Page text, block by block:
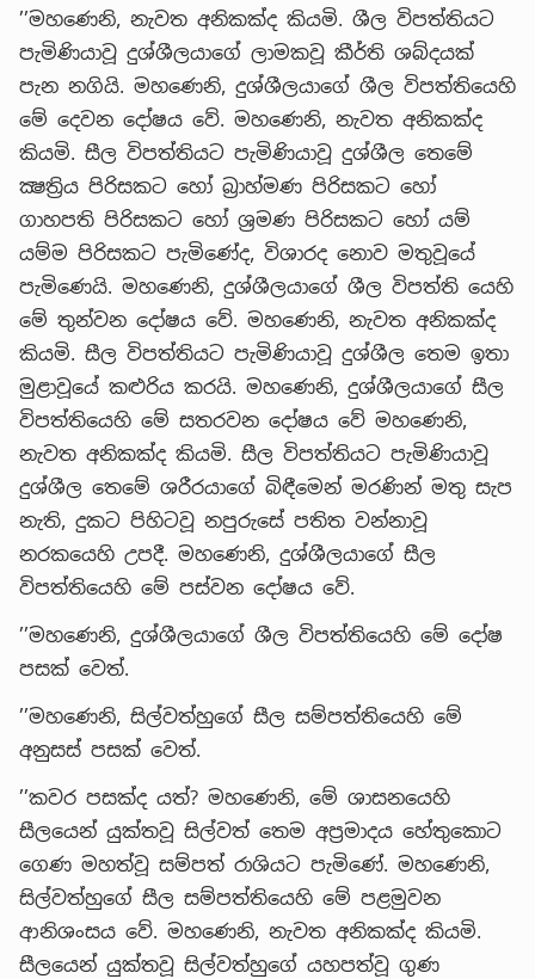
’’මහණෙනි, නැවත අනිකක්ද කියමි. ශීල විපත්තියට
පැමිණියාවූ දුශ්ශීලයාගේ ලාමකවූ කීර්ති ශබ්දයක්
පැන නගියි. මහණෙනි, දුශ්ශීලයාගේ ශීල විපත්තියෙහි
මේ දෙවන දෝෂය වේ. මහණෙනි, නැවත අනිකක්ද
කියමි. සීල විපත්තියට පැමිණියාවූ දුශ්ශීල තෙමේ
ක්‍ෂත්‍රිය පිරිසකට හෝ බ්‍රාහ්මණ පිරිසකට හෝ
ගාහපති පිරිසකට හෝ ශ්‍රමණ පිරිසකට හෝ යම්
යම්ම පිරිසකට පැමිණේද, විශාරද නොව මතුවූයේ
පැමිණෙයි. මහණෙනි, දුශ්ශීලයාගේ ශීල විපත්ති යෙහි
මේ තුන්වන දෝෂය වේ. මහණෙනි, නැවත අනිකක්ද
කියමි. සීල විපත්තියට පැමිණියාවූ දුශ්ශීල තෙම ඉතා
මුළාවූයේ කළුරිය කරයි. මහණෙනි, දුශ්ශීලයාගේ සීල
විපත්තියෙහි මේ සතරවන දෝෂය වේ මහණෙනි,
නැවත අනිකක්ද කියමි. සීල විපත්තියට පැමිණියාවූ
දුශ්ශීල තෙමේ ශරීරයාගේ බිඳීමෙන් මරණින් මතු සැප
නැති, දුකට පිහිටවූ නපුරුසේ පතිත වන්නාවූ
නරකයෙහි උපදී. මහණෙනි, දුශ්ශීලයාගේ සීල
විපත්තියෙහි මේ පස්වන දෝෂය වේ.
’’මහණෙනි, දුශ්ශීලයාගේ ශීල විපත්තියෙහි මේ දෝෂ
පසක් වෙත්.
’’මහණෙනි, සිල්වත්හුගේ සීල සම්පත්තියෙහි මේ
අනුසස් පසක් වෙත්.
’’කවර පසක්ද යත්? මහණෙනි, මේ ශාසනයෙහි
සීලයෙන් යුක්තවූ සිල්වත් තෙම අප්‍රමාදය හේතුකොට
ගෙණ මහත්වූ සම්පත් රාශියට පැමිණේ. මහණෙනි,
සිල්වත්හුගේ සීල සම්පත්තියෙහි මේ පළමුවන
ආනිශංසය වේ. මහණෙනි, නැවත අනිකක්ද කියමි.
සීලයෙන් යුක්තවූ සිල්වත්හුගේ යහපත්වූ ගුණ